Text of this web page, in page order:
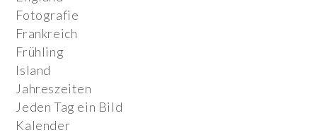
Fotografie
Frankreich
Frühling
Island
Jahreszeiten
Jeden Tag ein Bild
Kalender